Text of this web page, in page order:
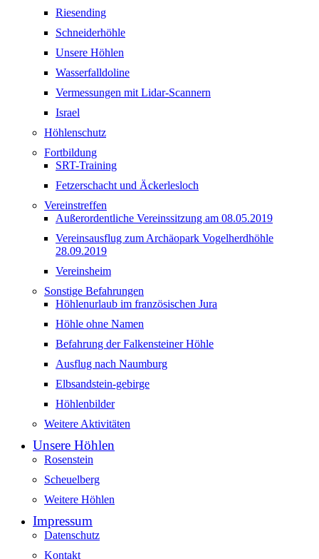
Riesending
Schneiderhöhle
Unsere Höhlen
Wasserfalldoline
Vermessungen mit Lidar-Scannern
Israel
Höhlenschutz
Fortbildung
SRT-Training
Fetzerschacht und Äckerlesloch
Vereinstreffen
Außerordentliche Vereinssitzung am 08.05.2019
Vereinsausflug zum Archäopark Vogelherdhöhle
28.09.2019
Vereinsheim
Sonstige Befahrungen
Höhlenurlaub im französischen Jura
Höhle ohne Namen
Befahrung der Falkensteiner Höhle
Ausflug nach Naumburg
Elbsandstein-gebirge
Höhlenbilder
Weitere Aktivitäten
Unsere Höhlen
Rosenstein
Scheuelberg
Weitere Höhlen
Impressum
Datenschutz
Kontakt